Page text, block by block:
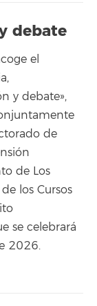
debate
el
y debate»,
de
de Los
los Cursos
se celebrará
2026.